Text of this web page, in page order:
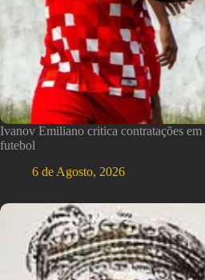
Ivanov Emiliano critica contratações em
futebol
6 de Agosto, 2026